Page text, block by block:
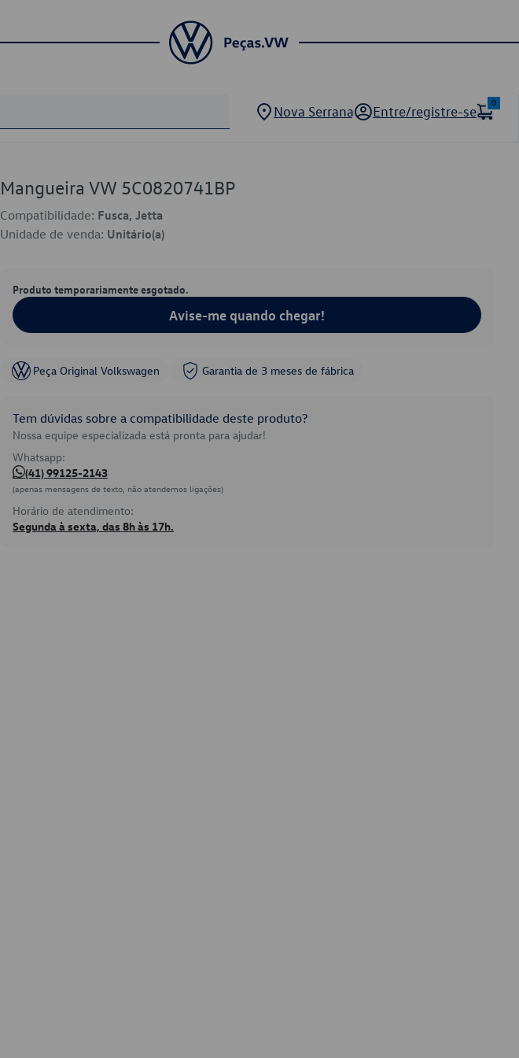
Nova Serrana Entre/registre-se
0
Mangueira VW 5C0820741BP
Compatibilidade: Fusca, Jetta
Unidade de venda: Unitário(a)
Produto temporariamente esgotado.
Avise-me quando chegar!
Peça Original Volkswagen Garantia de 3 meses de fábrica
Tem dúvidas sobre a compatibilidade deste produto?
Nossa equipe especializada está pronta para ajudar!
Whatsapp:
(41) 99125-2143
(apenas mensagens de texto, não atendemos ligações)
Horário de atendimento:
Segunda à sexta, das 8h às 17h.